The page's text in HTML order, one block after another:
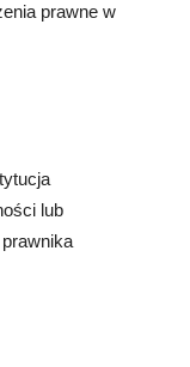
prawne w
lub